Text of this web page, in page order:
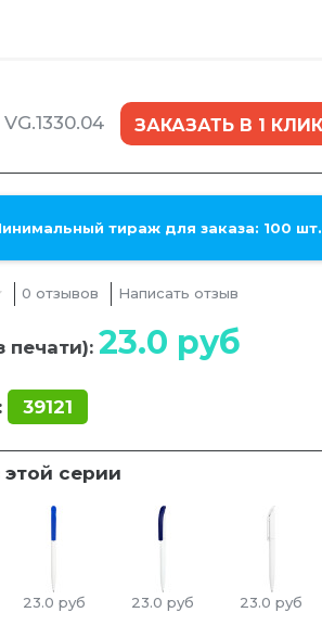
VG.1330.04 ЗАКАЗАТЬ В 1 КЛИК
тираж для заказа: 100 шт.
0 отзывов Написать отзыв
печати): 23.0 руб
39121
серии
23.0 руб 23.0 руб 23.0 руб